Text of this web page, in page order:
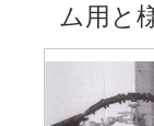
ム用と